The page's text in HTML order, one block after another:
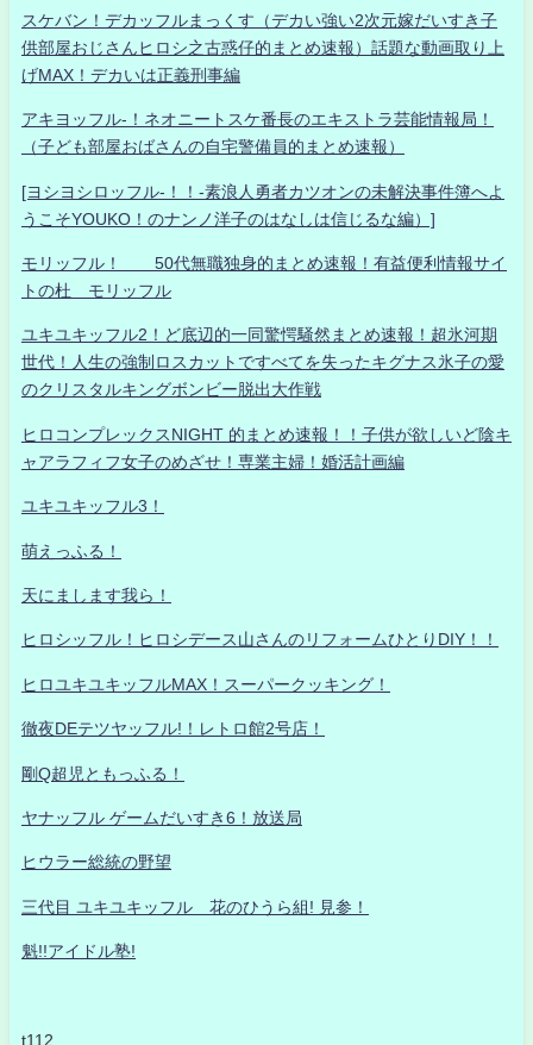
スケバン！デカッフルまっくす（デカい強い2次元嫁だいすき子
供部屋おじさんヒロシ之古惑仔的まとめ速報）話題な動画取り上
げMAX！デカいは正義刑事編
アキヨッフル-！ネオニートスケ番長のエキストラ芸能情報局！
（子ども部屋おばさんの自宅警備員的まとめ速報）
[ヨシヨシロッフル-！！-素浪人勇者カツオンの未解決事件簿へよ
うこそYOUKO！のナンノ洋子のはなしは信じるな編）]
モリッフル！ 50代無職独身的まとめ速報！有益便利情報サイ
トの杜 モリッフル
ユキユキッフル2！ど底辺的一同驚愕騒然まとめ速報！超氷河期
世代！人生の強制ロスカットですべてを失ったキグナス氷子の愛
のクリスタルキングボンビー脱出大作戦
ヒロコンプレックスNIGHT 的まとめ速報！！子供が欲しいど陰キ
ャアラフィフ女子のめざせ！専業主婦！婚活計画編
ユキユキッフル3！
萌えっふる！
天にまします我ら！
ヒロシッフル！ヒロシデース山さんのリフォームひとりDIY！！
ヒロユキユキッフルMAX！スーパークッキング！
徹夜DEテツヤッフル!！レトロ館2号店！
剛Q超児ともっふる！
ヤナッフル ゲームだいすき6！放送局
ヒウラー総統の野望
三代目 ユキユキッフル 花のひうら組! 見参！
魁!!アイドル塾!
t112